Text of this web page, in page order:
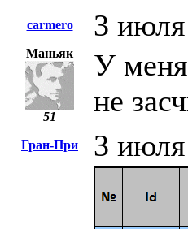
carmero 3
Маньяк
51
У меня
не
Гран-При 3